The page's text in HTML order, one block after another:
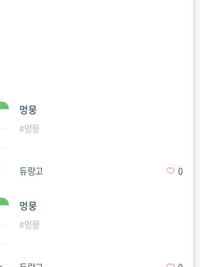
멍뭉
#멍뭉
듀랑고 0
멍뭉
#멍뭉